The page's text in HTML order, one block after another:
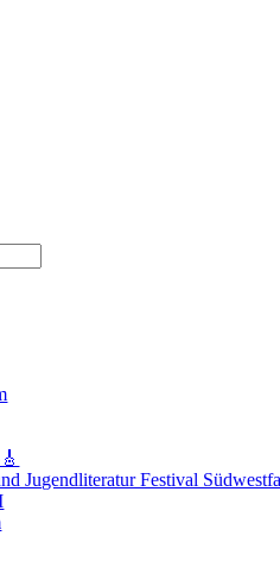
Jugendliteratur Festival